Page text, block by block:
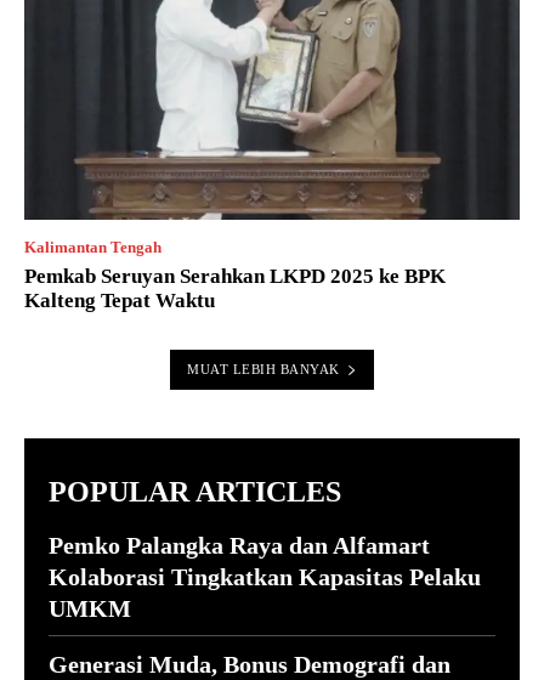
Kalimantan Tengah
Pemkab Seruyan Serahkan LKPD 2025 ke BPK
Kalteng Tepat Waktu
MUAT LEBIH BANYAK
POPULAR ARTICLES
Pemko Palangka Raya dan Alfamart
Kolaborasi Tingkatkan Kapasitas Pelaku
UMKM
Generasi Muda, Bonus Demografi dan